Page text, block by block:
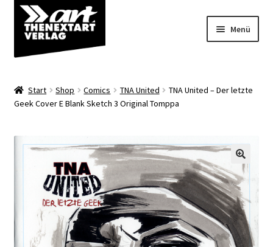
Zur
Navigation
springen
Zum
Inhalt
springen
Menü
Shop
Über uns
Start Shop Comics TNA United
TNA United – Der letzte
Geek Cover E Blank Sketch 3 Original Tomppa